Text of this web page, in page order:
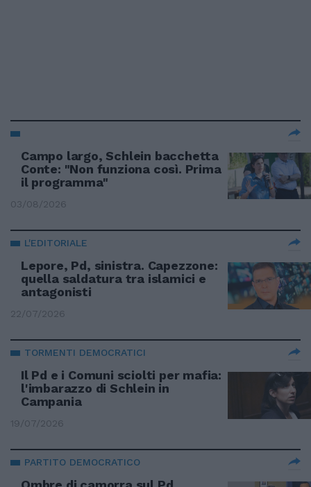
Campo largo, Schlein bacchetta
Conte: "Non funziona così. Prima
il programma"
03/08/2026
L'EDITORIALE
Lepore, Pd, sinistra. Capezzone:
quella saldatura tra islamici e
antagonisti
22/07/2026
TORMENTI DEMOCRATICI
Il Pd e i Comuni sciolti per mafia:
l'imbarazzo di Schlein in
Campania
19/07/2026
PARTITO DEMOCRATICO